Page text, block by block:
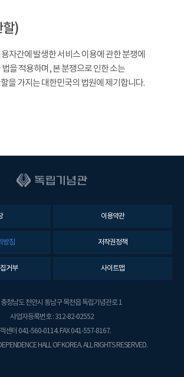
할)
자간에 발생한 서비스 이용에 관한 분쟁에
을 적용하며, 본 분쟁으로 인한 소는
을 가지는 대한민국의 법원에 제기합니다.
이용약관
방침 저작권정책
거부 사이트맵
청남도 천안시 동남구 목천읍 독립기념관로 1
사업자등록번호 : 312-82-02552
센터 041-560-0114. FAX 041-557-8167.
HALL OF KOREA. ALL RIGHTS RESERVED.